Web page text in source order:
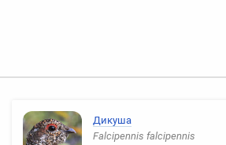
Дикуша
Falcipennis falcipennis